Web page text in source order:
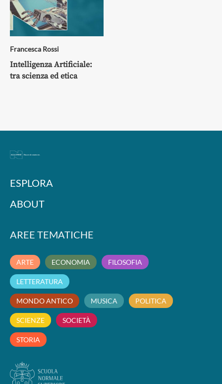
Francesca Rossi
Intelligenza Artificiale:
tra scienza ed etica
ESPLORA
ABOUT
AREE TEMATICHE
ARTE ECONOMIA FILOSOFIA
LETTERATURA
MONDO ANTICO MUSICA POLITICA
SCIENZE SOCIETÀ
STORIA